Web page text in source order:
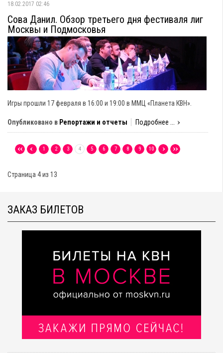
18.02.2017 02:46
Сова Данил. Обзор третьего дня фестиваля лиг
Москвы и Подмосковья
Игры прошли 17 февраля в 16:00 и 19:00 в ММЦ «Планета КВН».
Опубликовано в Репортажи и отчеты Подробнее ...
1 2 3 4 5 6 7 8 9 10
Страница 4 из 13
ЗАКАЗ БИЛЕТОВ